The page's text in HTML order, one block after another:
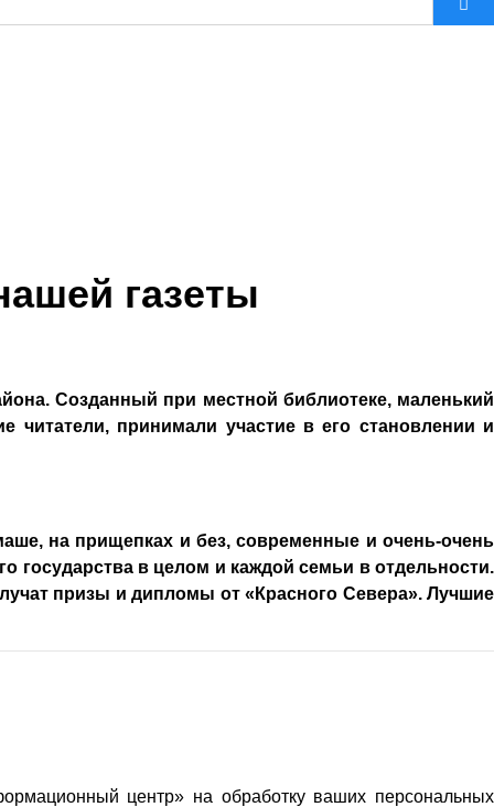
газеты
Созданный при местной библиотеке, маленький
принимали участие в его становлении и
на прищепках и без, современные и очень-очень
государства в целом и каждой семьи в отдельности.
призы и дипломы от «Красного Севера». Лучшие
центр» на обработку ваших персональных